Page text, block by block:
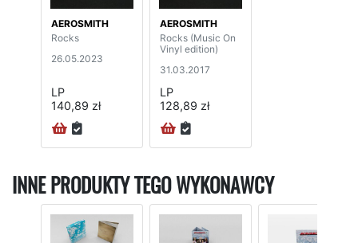
AEROSMITH
Rocks
26.05.2023
LP
140,89 zł
AEROSMITH
Rocks (Music On
Vinyl edition)
31.03.2017
LP
128,89 zł
INNE PRODUKTY TEGO WYKONAWCY